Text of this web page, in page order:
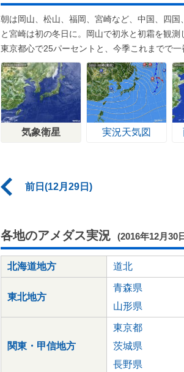
朝は岡山、松山、福岡、宮崎など、中国、四
と宮崎は初の冬日に。岡山で初氷と初霜を観
東京都心で25パーセントと、今季これまでで
気象衛星 実況天気図
前日(12月29日)
各地のアメダス実況 (2016年12月30
北海道地方 道北
東北地方
青森県
山形県
関東・甲信地方
東京都
茨城県
長野県